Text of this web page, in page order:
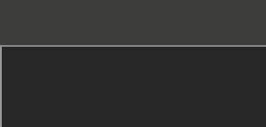
Créez l’inédit. La nouvelle ère